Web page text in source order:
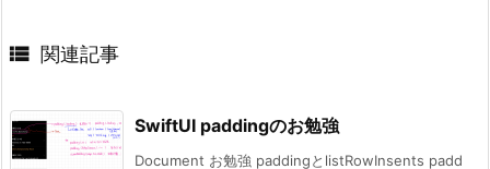
 関連記事
SwiftUI paddingのお勉強
Document お勉強 paddingとlistRowInsents padd